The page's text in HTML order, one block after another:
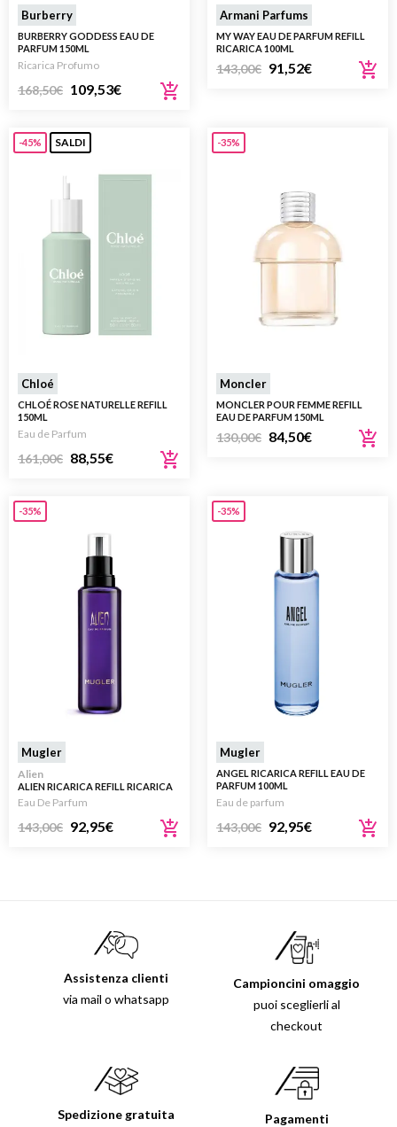
Burberry
BURBERRY GODDESS EAU DE
PARFUM 150ML
Ricarica Profumo
168,50€ 109,53€
Armani Parfums
MY WAY EAU DE PARFUM REFILL
RICARICA 100ML
143,00€ 91,52€
-45% SALDI
Chloé
CHLOÉ ROSE NATURELLE REFILL
150ML
Eau de Parfum
161,00€ 88,55€
-35%
Moncler
MONCLER POUR FEMME REFILL
EAU DE PARFUM 150ML
130,00€ 84,50€
-35%
Mugler
Alien
ALIEN RICARICA REFILL RICARICA
EAU DE PARFUM 100ML
Eau De Parfum
143,00€ 92,95€
-35%
Mugler
ANGEL RICARICA REFILL EAU DE
PARFUM 100ML
Eau de parfum
143,00€ 92,95€
Assistenza clienti
via mail o whatsapp
Campioncini omaggio
puoi sceglierli al
checkout
Spedizione gratuita
Pagamenti